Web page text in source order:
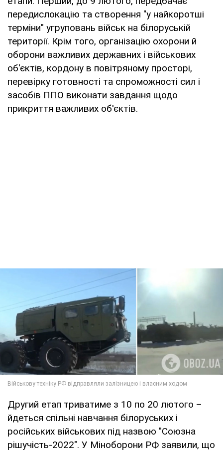
передислокацію та створення "у найкоротші
терміни" угруповань військ на білоруській
території. Крім того, організацію охорони й
оборони важливих державних і військових
об'єктів, кордону в повітряному просторі,
перевірку готовності та спроможності сил і
засобів ППО виконати завдання щодо
прикриття важливих об'єктів.
Другий етап триватиме з 10 по 20 лютого –
йдеться спільні навчання білоруських і
російських військових під назвою "Союзна
рішучість-2022". У Міноборони РФ заявили, що